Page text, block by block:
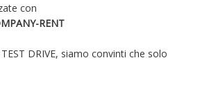
con
RENT
DRIVE, siamo convinti che solo